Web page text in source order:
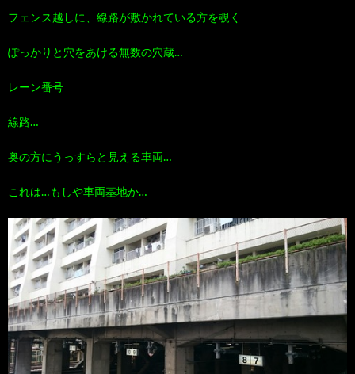
フェンス越しに、線路が敷かれている方を覗く
ぽっかりと穴をあける無数の穴蔵…
レーン番号
線路…
奥の方にうっすらと見える車両…
これは…もしや車両基地か…